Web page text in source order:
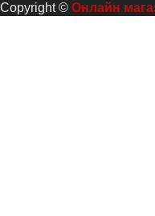
Copyright © Онлайн